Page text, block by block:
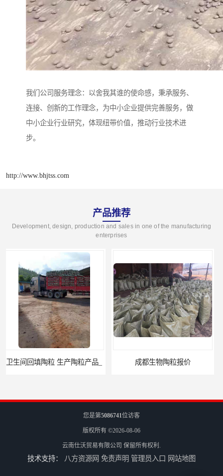
我们公司服务理念：以舍我其谁的使命感，秉承服务、
连接、创新的工作理念，为中小企业提供完善服务，做
中小企业行业研究，体现纽带价值，推动行业技术进
步。
http://www.bhjtss.com
产品推荐
Development, design, production and sales in one of the manufacturing
enterprises
成都生物陶粒报价 丽江生物陶粒厂家
您是第5086741位访客
版权所有 ©2026-08-06
云南仕沃贸易有限公司 保留所有权利.
技术支持： 八方资源网 免责声明 管理员入口 网站地图